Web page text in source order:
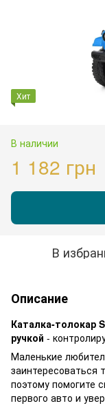
Хит
В наличии
1 182 грн
В
Описание
Каталка-толокар
ручкой -
Маленькие
заинтересоваться
поэтому помогите
первого авто и